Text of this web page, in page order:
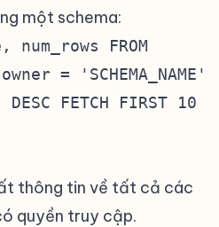
một schema:
num_rows FROM
= 'SCHEMA_NAME'
DESC FETCH FIRST 10
thông tin về tất cả các
quyền truy cập.